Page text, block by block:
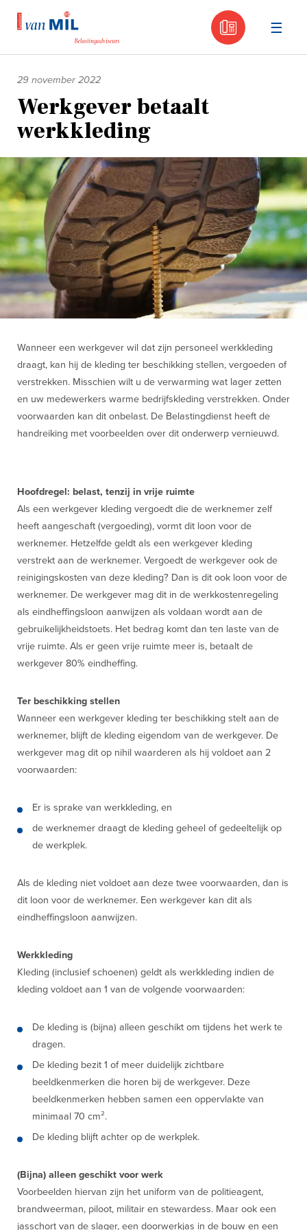
030 -
inhoud
29 november 2022
Werkgever betaalt
werkkleding
Wanneer een werkgever wil dat zijn personeel werkkleding
draagt, kan hij de kleding ter beschikking stellen, vergoeden of
verstrekken. Misschien wilt u de verwarming wat lager zetten
en uw medewerkers warme bedrijfskleding verstrekken. Onder
voorwaarden kan dit onbelast. De Belastingdienst heeft de
handreiking met voorbeelden over dit onderwerp vernieuwd.
Hoofdregel: belast, tenzij in vrije ruimte
Als een werkgever kleding vergoedt die de werknemer zelf
heeft aangeschaft (vergoeding), vormt dit loon voor de
werknemer. Hetzelfde geldt als een werkgever kleding
verstrekt aan de werknemer. Vergoedt de werkgever ook de
reinigingskosten van deze kleding? Dan is dit ook loon voor de
werknemer. De werkgever mag dit in de werkkostenregeling
als eindheffingsloon aanwijzen als voldaan wordt aan de
gebruikelijkheidstoets. Het bedrag komt dan ten laste van de
vrije ruimte. Als er geen vrije ruimte meer is, betaalt de
werkgever 80% eindheffing.
Ter beschikking stellen
Wanneer een werkgever kleding ter beschikking stelt aan de
werknemer, blijft de kleding eigendom van de werkgever. De
werkgever mag dit op nihil waarderen als hij voldoet aan 2
voorwaarden:
Er is sprake van werkkleding, en
de werknemer draagt de kleding geheel of gedeeltelijk op
de werkplek.
Als de kleding niet voldoet aan deze twee voorwaarden, dan is
dit loon voor de werknemer. Een werkgever kan dit als
eindheffingsloon aanwijzen.
Werkkleding
Kleding (inclusief schoenen) geldt als werkkleding indien de
kleding voldoet aan 1 van de volgende voorwaarden:
De kleding is (bijna) alleen geschikt om tijdens het werk te
dragen.
De kleding bezit 1 of meer duidelijk zichtbare
beeldkenmerken die horen bij de werkgever. Deze
beeldkenmerken hebben samen een oppervlakte van
minimaal 70 cm².
De kleding blijft achter op de werkplek.
(Bijna) alleen geschikt voor werk
Voorbeelden hiervan zijn het uniform van de politieagent,
brandweerman, piloot, militair en stewardess. Maar ook een
jasschort van de slager, een doorwerkjas in de bouw en een